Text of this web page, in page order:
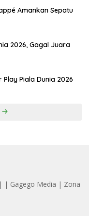
Amankan Sepatu
2026, Gagal Juara
Piala Dunia 2026
| | Gagego Media | Zona